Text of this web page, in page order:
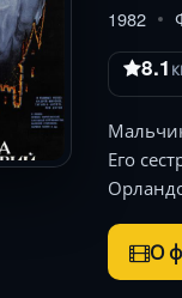
1982
8.1
Его
О